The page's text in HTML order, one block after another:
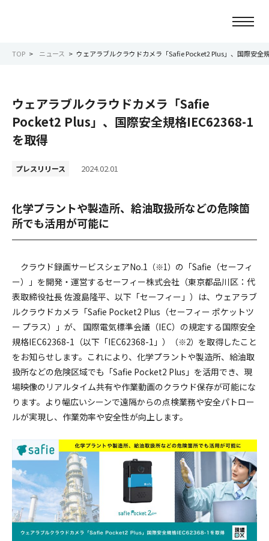
会社情報
事業紹介
サービス紹介
サステナビリティ
IR情報
採用情報
TOP ニュース ウェアラブルクラウドカメラ「Safie Pocket2 Plus」、国際安全
ウェアラブルクラウドカメラ「Safie
Pocket2 Plus」、国際安全規格IEC62368-1
を取得
プレスリリース 2024.02.01
化学プラントや製造所、給油取扱所などの危険箇
所でも活用が可能に
クラウド録画サービスシェアNo.1 （※1） の「Safie（セーフィ
ー）」を開発・運営するセーフィー株式会社（東京都品川区：代
表取締役社長 佐渡島隆平、以下「セーフィー」）は、ウェアラブ
ルクラウドカメラ「Safie Pocket2 Plus（セーフィー ポケットツ
ー プラス）」が、 国際電気標準会議（IEC）の規定する国際安全
規格IEC62368-1（以下「IEC62368-1」）
（※2） を取得したこと
をお知らせします。これにより、化学プラントや製造所、給油取
扱所などの危険区域でも「Safie Pocket2 Plus」を活用でき、現
場映像のリアルタイム共有や作業動画のクラウド保存が可能にな
ります。より幅広いシーンで遠隔からの点検業務や安全パトロー
ルが実現し、作業効率や安全性が向上します。